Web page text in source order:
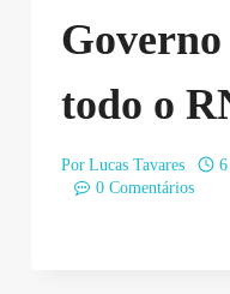
todo o
Por Lucas Tavares
0 Comentários